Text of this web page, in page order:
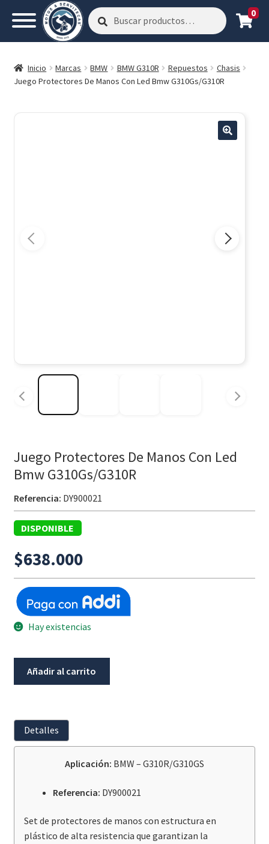
Buscar
por:
Buscar 0
Inicio Marcas BMW BMW G310R Repuestos
Chasis
Juego Protectores De Manos Con Led Bmw G310Gs/G310R
Juego Protectores De Manos Con Led
Bmw G310Gs/G310R
Referencia: DY900021
DISPONIBLE
$638.000
Hay existencias
Con
Led
G310Gs/G310R
Añadir al carrito
Detalles
Aplicación: BMW – G310R/G310GS
Referencia: DY900021
Set de protectores de manos con estructura en
plástico de alta resistencia que garantizan la